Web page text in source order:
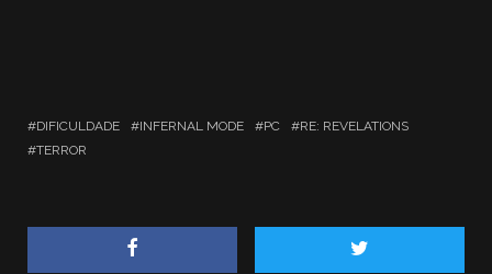
DIFICULDADE INFERNAL MODE PC
RE: REVELATIONS
TERROR